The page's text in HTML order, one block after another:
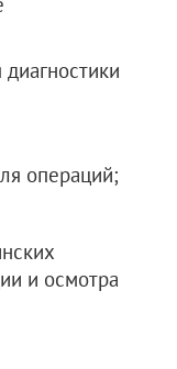
операций;
и осмотра